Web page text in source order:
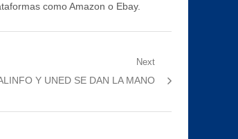
como Amazon o Ebay.
Next
Y UNED SE DAN LA MANO